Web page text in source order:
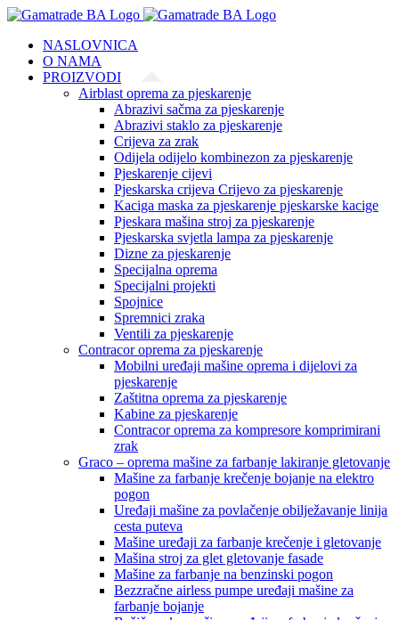
Skip
contentNASLOVNICA
O NAMA
PROIZVODI
Airblast oprema za pjeskarenje
Abrazivi sačma za pjeskarenje
Abrazivi staklo za pjeskarenje
Crijeva za zrak
Odijela odijelo kombinezon za pjeskarenje
Pjeskarenje cijevi
Pjeskarska crijeva Crijevo za pjeskarenje
Kaciga maska za pjeskarenje pjeskarske kacige
Pjeskara mašina stroj za pjeskarenje
Pjeskarska svjetla lampa za pjeskarenje
Dizne za pjeskarenje
Specijalna oprema
Specijalni projekti
Spojnice
Spremnici zraka
Ventili za pjeskarenje
Contracor oprema za pjeskarenje
Mobilni uređaji mašine oprema i dijelovi za
pjeskarenje
Zaštitna oprema za pjeskarenje
Kabine za pjeskarenje
Contracor oprema za kompresore komprimirani
zrak
Graco – oprema mašine za farbanje lakiranje gletovanje
Mašine za farbanje krečenje bojanje na elektro
pogon
Uređaji mašine za povlačenje obilježavanje linija
cesta puteva
Mašine uređaji za farbanje krečenje i gletovanje
Mašina stroj za glet gletovanje fasade
Mašine za farbanje na benzinski pogon
Bezzračne airless pumpe uređaji mašine za
farbanje bojanje